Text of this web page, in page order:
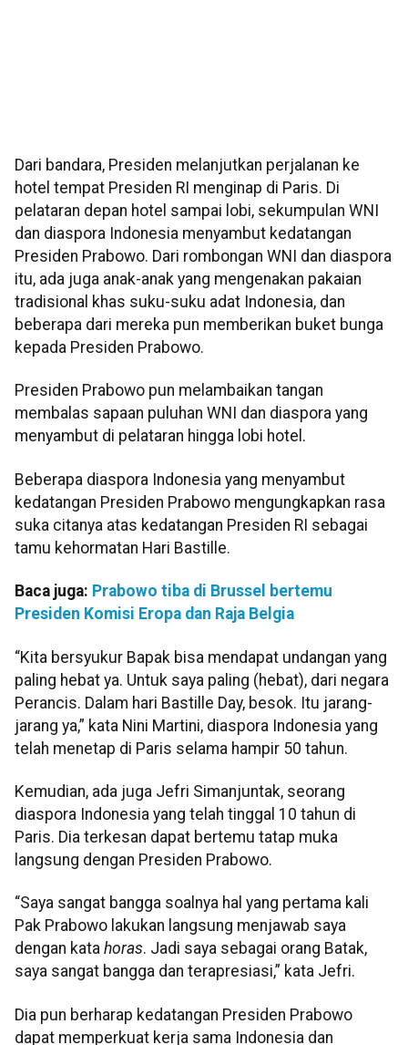
Dari bandara, Presiden melanjutkan perjalanan ke
hotel tempat Presiden RI menginap di Paris. Di
pelataran depan hotel sampai lobi, sekumpulan WNI
dan diaspora Indonesia menyambut kedatangan
Presiden Prabowo. Dari rombongan WNI dan diaspora
itu, ada juga anak-anak yang mengenakan pakaian
tradisional khas suku-suku adat Indonesia, dan
beberapa dari mereka pun memberikan buket bunga
kepada Presiden Prabowo.
Presiden Prabowo pun melambaikan tangan
membalas sapaan puluhan WNI dan diaspora yang
menyambut di pelataran hingga lobi hotel.
Beberapa diaspora Indonesia yang menyambut
kedatangan Presiden Prabowo mengungkapkan rasa
suka citanya atas kedatangan Presiden RI sebagai
tamu kehormatan Hari Bastille.
Baca juga: Prabowo tiba di Brussel bertemu
Presiden Komisi Eropa dan Raja Belgia
“Kita bersyukur Bapak bisa mendapat undangan yang
paling hebat ya. Untuk saya paling (hebat), dari negara
Perancis. Dalam hari Bastille Day, besok. Itu jarang-
jarang ya,” kata Nini Martini, diaspora Indonesia yang
telah menetap di Paris selama hampir 50 tahun.
Kemudian, ada juga Jefri Simanjuntak, seorang
diaspora Indonesia yang telah tinggal 10 tahun di
Paris. Dia terkesan dapat bertemu tatap muka
langsung dengan Presiden Prabowo.
“Saya sangat bangga soalnya hal yang pertama kali
Pak Prabowo lakukan langsung menjawab saya
dengan kata horas. Jadi saya sebagai orang Batak,
saya sangat bangga dan terapresiasi,” kata Jefri.
Dia pun berharap kedatangan Presiden Prabowo
dapat memperkuat kerja sama Indonesia dan